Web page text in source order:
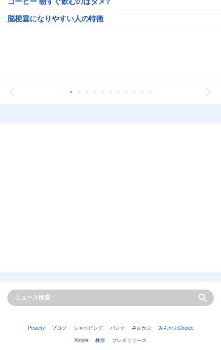
脳梗塞になりやすい人の特徴
Peachy ブログ ショッピング バンク みんかぶ
みんかぶChoice
Kstyle
株探 プレスリリース